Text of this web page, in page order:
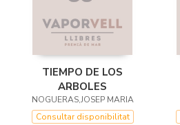
TIEMPO DE LOS
ARBOLES
NOGUERAS,JOSEP MARIA
Consultar disponibilitat